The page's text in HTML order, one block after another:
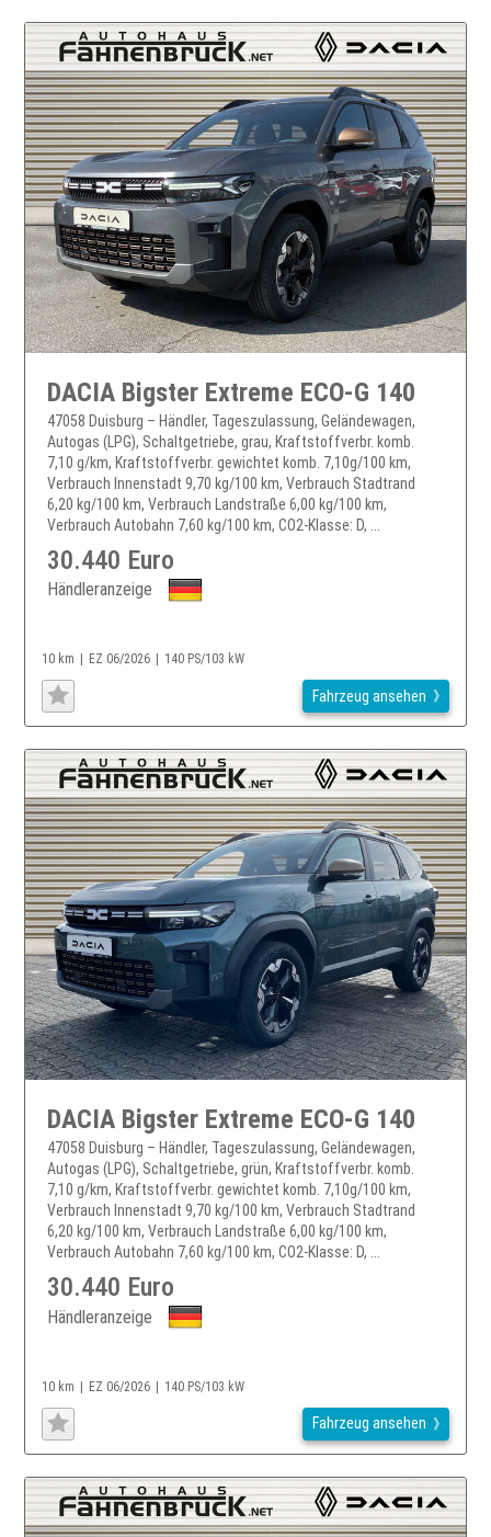
DACIA Bigster Extreme ECO-G 140
47058 Duisburg – Händler, Tageszulassung, Geländewagen,
Autogas (LPG), Schaltgetriebe, grau, Kraftstoffverbr. komb.
7,10 g/km, Kraftstoffverbr. gewichtet komb. 7,10g/100 km,
Verbrauch Innenstadt 9,70 kg/100 km, Verbrauch Stadtrand
6,20 kg/100 km, Verbrauch Landstraße 6,00 kg/100 km,
Verbrauch Autobahn 7,60 kg/100 km, CO2-Klasse: D, ...
30.440 Euro
Händleranzeige
10 km EZ 06/2026 140 PS/103 kW
Fahrzeug ansehen
DACIA Bigster Extreme ECO-G 140
47058 Duisburg – Händler, Tageszulassung, Geländewagen,
Autogas (LPG), Schaltgetriebe, grün, Kraftstoffverbr. komb.
7,10 g/km, Kraftstoffverbr. gewichtet komb. 7,10g/100 km,
Verbrauch Innenstadt 9,70 kg/100 km, Verbrauch Stadtrand
6,20 kg/100 km, Verbrauch Landstraße 6,00 kg/100 km,
Verbrauch Autobahn 7,60 kg/100 km, CO2-Klasse: D, ...
30.440 Euro
Händleranzeige
10 km EZ 06/2026 140 PS/103 kW
Fahrzeug ansehen